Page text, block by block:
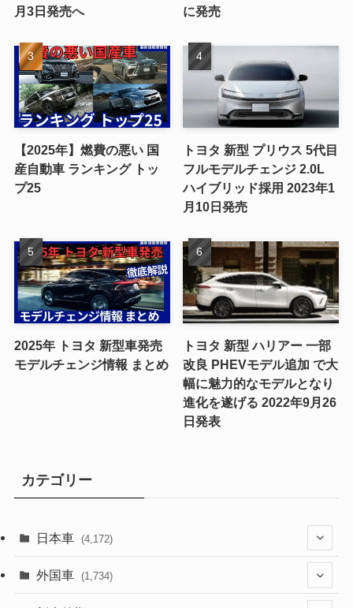
月3日発売へ
に発売
【2025年】燃費の悪い 国
産自動車 ランキング トッ
プ25
トヨタ 新型 プリウス 5代目
フルモデルチェンジ 2.0L
ハイブリッド採用 2023年1
月10日発売
2025年 トヨタ 新型車発売
モデルチェンジ情報 まとめ
トヨタ 新型 ハリアー 一部
改良 PHEVモデル追加 で大
幅に魅力的なモデルとなり
進化を遂げる 2022年9月26
日発表
カテゴリー
日本車 (4,172)
(1,321)
外国車 (1,734)